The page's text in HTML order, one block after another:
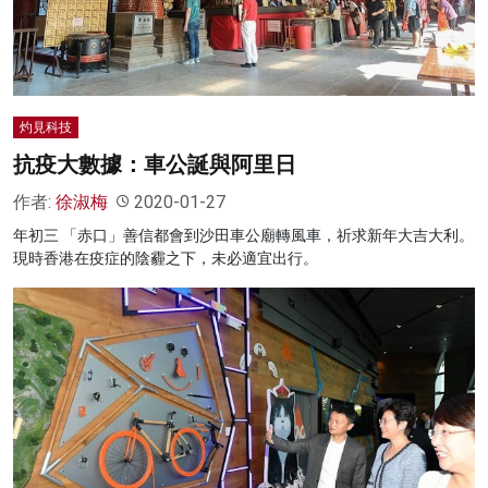
灼見科技
抗疫大數據：車公誕與阿里日
作者: 徐淑梅 2020-01-27
年初三 「赤口」善信都會到沙田車公廟轉風車，祈求新年大吉大利。
現時香港在疫症的陰霾之下，未必適宜出行。